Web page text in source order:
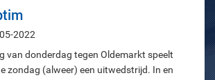
2022
van donderdag tegen Oldemarkt speelt
zondag (alweer) een uitwedstrijd. In en